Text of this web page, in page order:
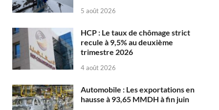
5 août 2026
HCP : Le taux de chômage strict
recule à 9,5% au deuxième
trimestre 2026
4 août 2026
Automobile : Les exportations en
hausse à 93,65 MMDH à fin juin